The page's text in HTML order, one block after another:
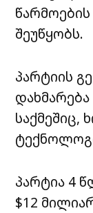
შეუწყობს.
პარტიის
საქმეშიც,
პარტია 4
$12